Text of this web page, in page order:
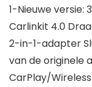
1-Nieuwe versie:
Carlinkit 4.0
2-in-1-adapter
van de originele
CarPlay/